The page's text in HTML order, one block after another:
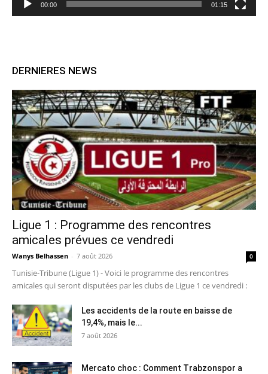
00:00 01:15
DERNIERES NEWS
Ligue 1 : Programme des rencontres
amicales prévues ce vendredi
Wanys Belhassen - 7 août 2026 0
Tunisie-Tribune (Ligue 1) - Voici le programme des rencontres
amicales qui seront disputées par les clubs de Ligue 1 ce vendredi :
Les accidents de la route en baisse de
19,4%, mais le...
7 août 2026
Mercato choc : Comment Trabzonspor a